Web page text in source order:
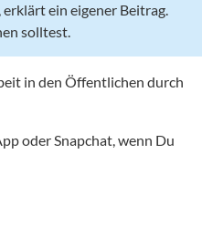
ein eigener Beitrag.
solltest.
in den Öffentlichen durch
oder Snapchat, wenn Du